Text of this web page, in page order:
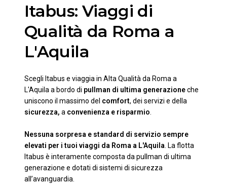
Itabus: Viaggi di
Qualità da Roma a
L'Aquila
Scegli Itabus e viaggia in Alta Qualità da Roma a
L'Aquila a bordo di pullman di ultima generazioneche
uniscono il massimo del comfort, dei servizi e della
sicurezza, a convenienza e risparmio
Nessuna sorpresa e standard di servizio sempre
elevati per i tuoi viaggi da Roma a L'Aquila . La flotta
Itabus è interamente composta da pullman di ultima
generazione e dotati di sistemi di sicurezza
all’avanguardia.